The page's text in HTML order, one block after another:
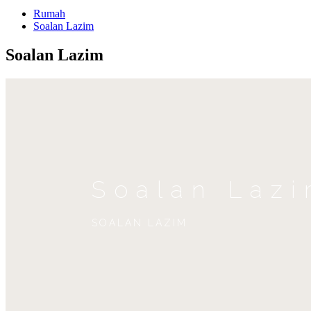
Rumah
Soalan Lazim
Soalan Lazim
Soalan